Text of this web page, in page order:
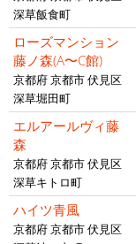
深草飯食町
ローズマンション
藤ノ森(A〜C館)
京都府 京都市 伏見区
深草堀田町
エルアールヴィ藤
森
京都府 京都市 伏見区
深草キトロ町
ハイツ青風
京都府 京都市 伏見区